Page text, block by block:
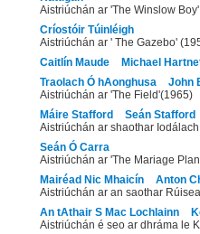
Aistriúchán ar 'The Winslow
Críostóir Túinléigh
Aistriúchán ar ' The Gazebo'
Caitlín Maude
Michael
Traolach Ó hAonghusa
John
Aistriúchán ar 'The Field'(1965)
Máire Stafford
Seán Stafford
Aistriúchán ar shaothar
Seán Ó Carra
Aistriúchán ar 'The Mariage
Mairéad Nic Mhaicín
Anton
Aistriúchán ar an saothar
An tAthair S Mac Lochlainn
Aistriúchán é seo ar dhráma le